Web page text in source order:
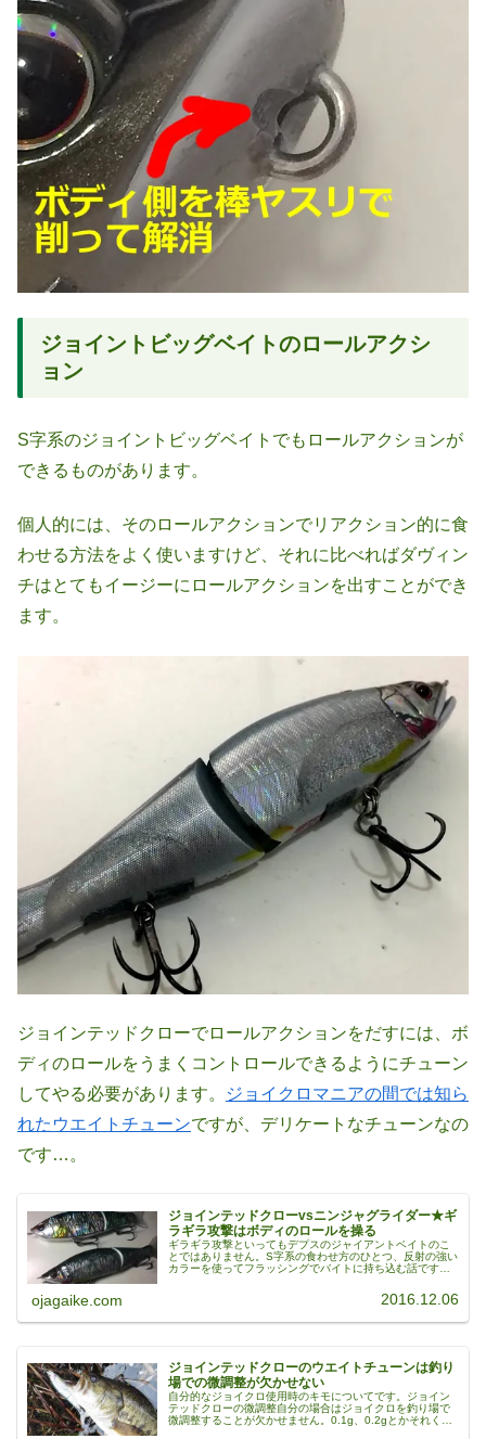
ジョイントビッグベイトのロールアクシ
ョン
S字系のジョイントビッグベイトでもロールアクションが
できるものがあります。
個人的には、そのロールアクションでリアクション的に食
わせる方法をよく使いますけど、それに比べればダヴィン
チはとてもイージーにロールアクションを出すことができ
ます。
ジョインテッドクローでロールアクションをだすには、ボ
ディのロールをうまくコントロールできるようにチューン
してやる必要があります。
ジョイクロマニアの間では知ら
れたウエイトチューンですが、デリケートなチューンなの
です…。
ジョインテッドクローvsニンジャグライダー★ギ
ラギラ攻撃はボディのロールを操る
ギラギラ攻撃といってもデプスのジャイアントベイトのこ
とではありません。S字系の食わせ方のひとつ、反射の強い
カラーを使ってフラッシングでバイトに持ち込む話です。
ojagaike.com 2016.12.06
ジョインテッドクローのウエイトチューンは釣り
場での微調整が欠かせない
自分的なジョイクロ使用時のキモについてです。ジョイン
テッドクローの微調整自分の場合はジョイクロを釣り場で
微調整することが欠かせません。0.1g、0.2gとかそれくら